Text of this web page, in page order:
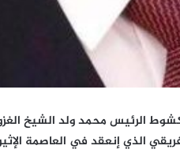
الرئيس محمد ولد الشيخ
الذي إنعقد في العاصمة